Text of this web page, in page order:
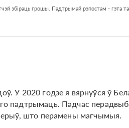
збіраць грошы. Падтрымай рэпостам - гэта
У 2020 годзе я вярнуўся ў
падтрымаць. Падчас
верыў, што перамены магчымыя.